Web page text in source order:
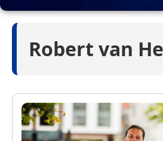
Robert van